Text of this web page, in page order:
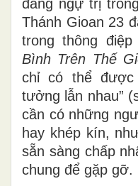
đang ngự trị
Thánh Gioan 23
trong thông điệp
Bình Trên Thế
chỉ có thể
tưởng lẫn nhau”
cần có những
hay khép kín,
sẵn sàng chấp
chung để gặp gỡ.